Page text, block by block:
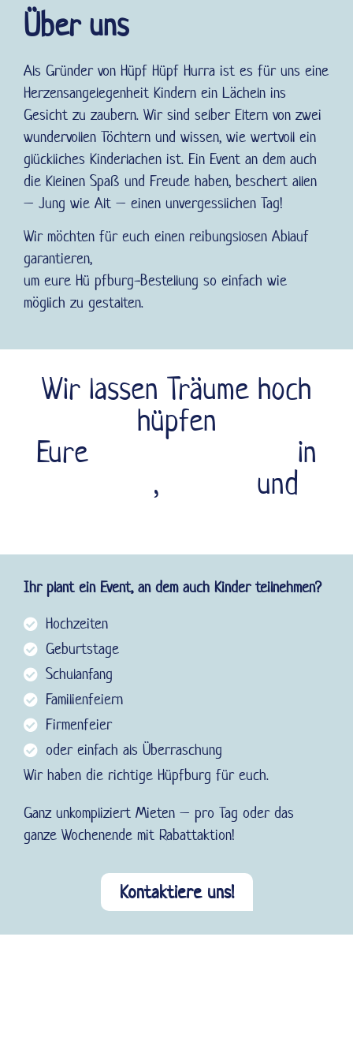
Über uns
Als Gründer von Hüpf Hüpf Hurra ist es für uns eine
Herzensangelegenheit Kindern ein Lächeln ins
Gesicht zu zaubern. Wir sind selber Eltern von zwei
wundervollen Töchtern und wissen, wie wertvoll ein
glückliches Kinderlachen ist. Ein Event an dem auch
die Kleinen Spaß und Freude haben, beschert allen
– Jung wie Alt – einen unvergesslichen Tag!
Wir möchten für euch einen reibungslosen Ablauf
garantieren,
um eure Hü pfburg-Bestellung so einfach wie
möglich zu gestalten.
Wir lassen Träume hoch
hüpfen
Eure
Wunschhüpfburg
in
,
und
Ihr plant ein Event, an dem auch Kinder teilnehmen?
Hochzeiten
Geburtstage
Schulanfang
Familienfeiern
Firmenfeier
oder einfach als Überraschung
Wir haben die richtige Hüpfburg für euch.
Ganz unkompliziert Mieten – pro Tag oder das
ganze Wochenende mit Rabattaktion!
Kontaktiere uns!